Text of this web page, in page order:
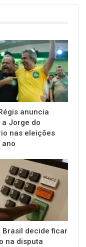
anuncia
a Jorge do
nas eleições
ano
Brasil decide ficar
na disputa